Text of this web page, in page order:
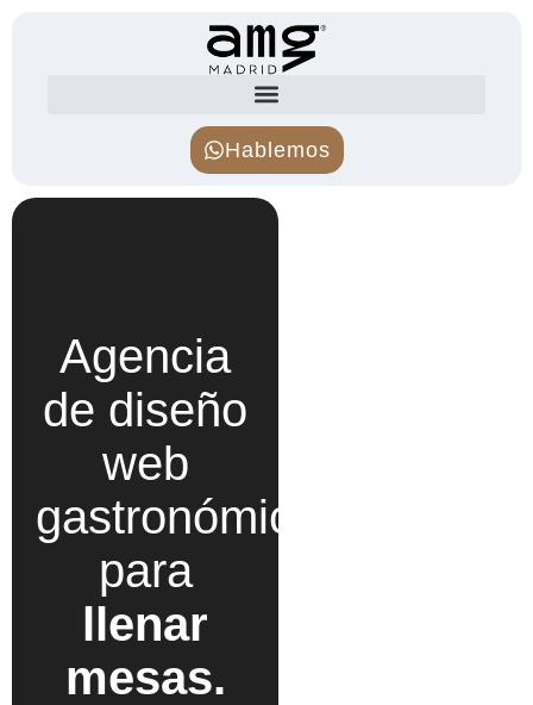
Hablemos
Agencia
de diseño
web
gastronómico
para
llenar
mesas.